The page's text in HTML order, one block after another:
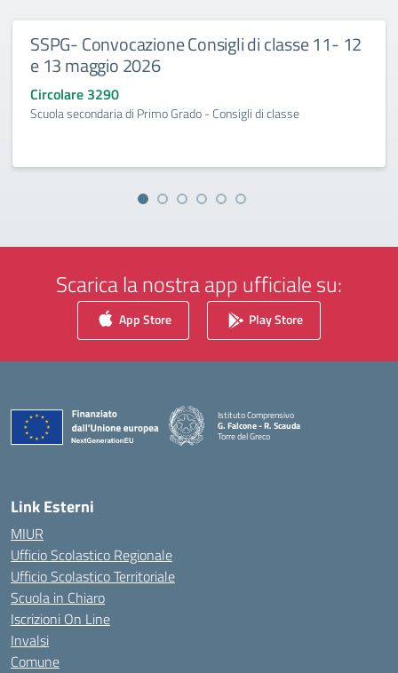
SSPG- Convocazione Consigli di classe 11- 12
e 13 maggio 2026
Circolare 3290
Scuola secondaria di Primo Grado - Consigli di classe
Scarica la nostra app ufficiale su:
App Store Play Store
Istituto Comprensivo
G. Falcone - R. Scauda
Torre del Greco
Link Esterni
MIUR
Ufficio Scolastico Regionale
Ufficio Scolastico Territoriale
Scuola in Chiaro
Iscrizioni On Line
Invalsi
Comune